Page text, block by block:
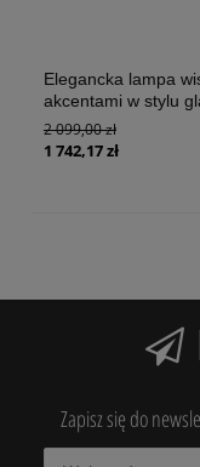
Elegancka lampa
akcentami w stylu
2 099,00 zł
1 742,17 zł
Zapisz się do